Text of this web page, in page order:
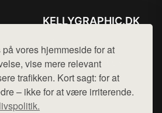
vores hjemmeside for at
vise mere relevant
trafikken. Kort sagt: for at
– ikke for at være irriterende.
KELLYGRAPHIC.DK
Mail: hej@want.dk
Cookie- og privatlivspolitik